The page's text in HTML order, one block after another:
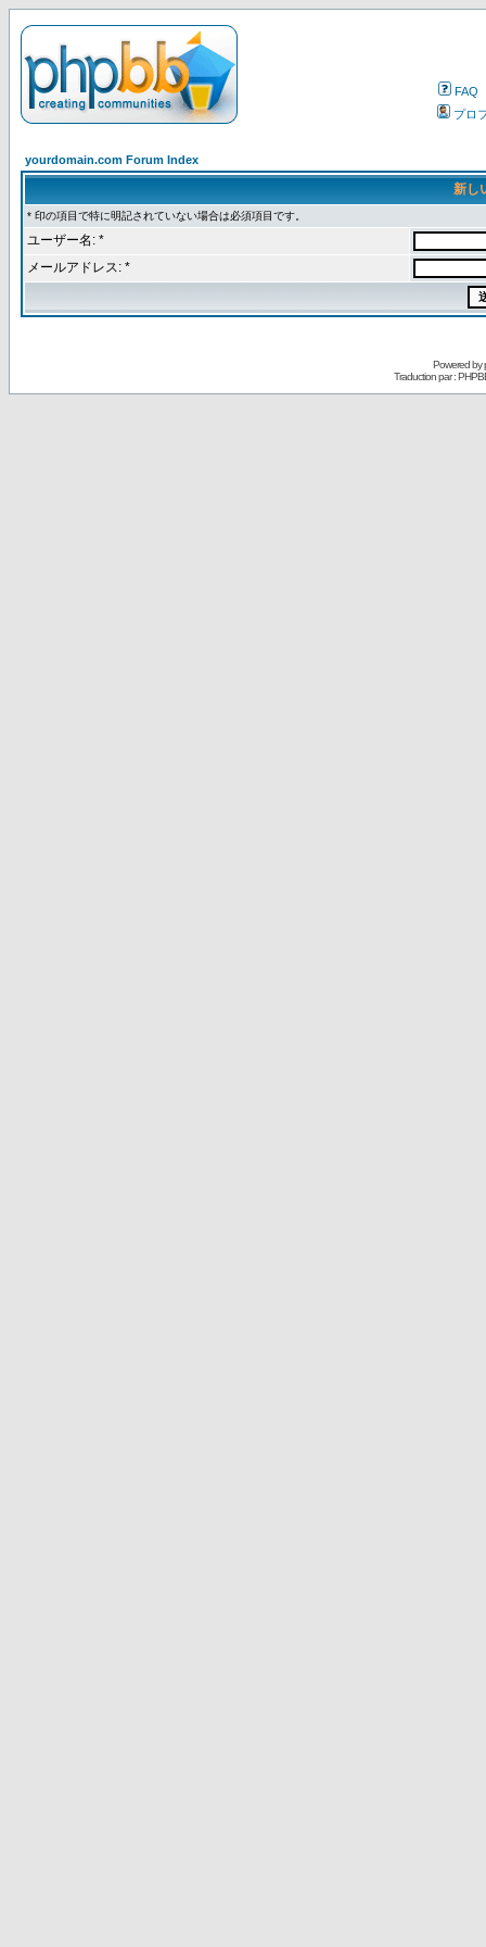
FAQ
プロ
yourdomain.com Forum Index
新し
* 印の項目で特に明記されていない場合は必須項目です。
ユーザー名: *
メールアドレス: *
Powered by
Traduction par :